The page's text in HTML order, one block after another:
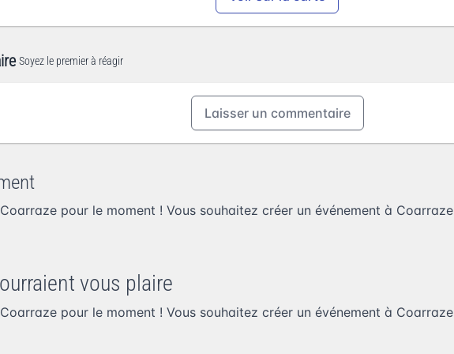
Soyez le premier à réagir
Laisser un commentaire
pour le moment ! Vous souhaitez créer un événement à Coarraze
vous plaire
pour le moment ! Vous souhaitez créer un événement à Coarraze